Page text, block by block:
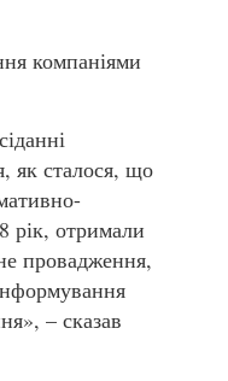
компаніями
як сталося, що
рік, отримали
провадження,
– сказав